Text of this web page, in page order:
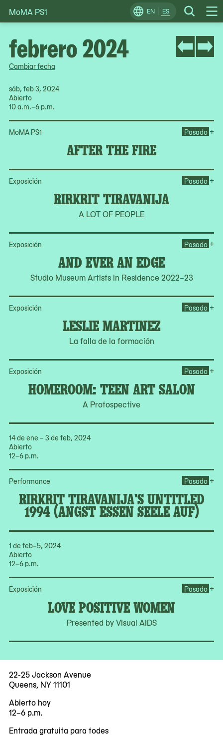
Skip
to
EN ES Search
Change
Locale
MoMA PS1
Cambiar fecha
sáb, feb 3, 2024
Abierto
10 a.m.–6 p.m.
MoMA PS1
AFTER THE FIRE
Pasado +
Exposición
RIRKRIT TIRAVANIJA
A LOT OF PEOPLE
Pasado +
Exposición
AND EVER AN EDGE
Studio Museum Artists in Residence 2022–23
Pasado +
Exposición
LESLIE MARTINEZ
La falla de la formación
Pasado +
Exposición
HOMEROOM: TEEN ART SALON
A Protospective
Pasado +
14 de ene – 3 de feb, 2024
Abierto
12–6 p.m.
Performance
RIRKRIT TIRAVANIJA'S UNTITLED
1994 (ANGST ESSEN SEELE AUF)
Pasado +
1 de feb–5, 2024
Abierto
12–6 p.m.
Exposición
LOVE POSITIVE WOMEN
Presented by Visual AIDS
Pasado +
febrero 2024
22-25 Jackson Avenue
Queens, NY 11101
Abierto hoy
12–6 p.m.
Entrada gratuita para todes